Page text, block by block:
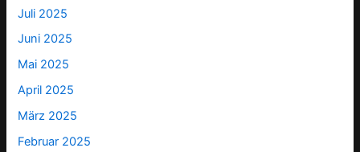
Juli 2025
Juni 2025
Mai 2025
April 2025
März 2025
Februar 2025